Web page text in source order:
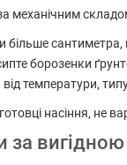
механічним
сантиметра,
борозенки
температури, типу
насіння,